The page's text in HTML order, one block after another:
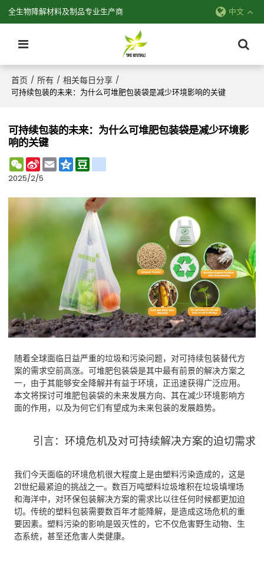
全生物降解材料及制品专业生产商 中文
首页 / 所有 / 相关每日分享 /
可持续包装的未来：为什么可堆肥包装袋是减少环境影响的关键
可持续包装的未来：为什么可堆肥包装袋是减少环境影
响的关键
WeChat
Sina
Weibo
EmailQzone
2025/2/5
随着全球面临日益严重的垃圾和污染问题，对可持续包装替代方
案的需求空前高涨。可堆肥包装袋是其中最有前景的解决方案之
一，由于其能够安全降解并有益于环境，正迅速获得广泛应用。
本文将探讨可堆肥包装袋的未来发展方向、其在减少环境影响方
面的作用，以及为何它们有望成为未来包装的发展趋势。
引言：环境危机及对可持续解决方案的迫切需求
我们今天面临的环境危机很大程度上是由塑料污染造成的，这是
21世纪最紧迫的挑战之一。数百万吨塑料垃圾堆积在垃圾填埋场
和海洋中，对环保包装解决方案的需求比以往任何时候都更加迫
切。传统的塑料包装需要数百年才能降解，是造成这场危机的重
要因素。塑料污染的影响是毁灭性的，它不仅危害野生动物、生
态系统，甚至还危害人类健康。